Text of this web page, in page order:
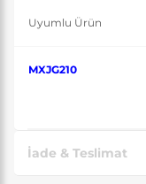
Uyumlu Ürün
MXJG210
İade & Teslimat